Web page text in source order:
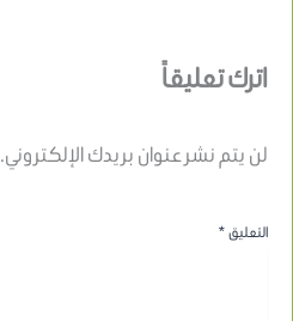
اترك تعليقاً
لن يتم نشر عنوان بريدك الإلكتروني.
التعليق*